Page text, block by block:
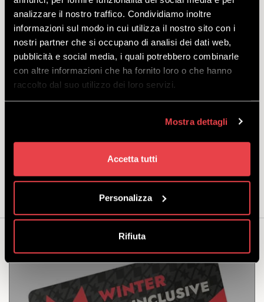
analizzare il nostro traffico. Condividiamo inoltre
informazioni sul modo in cui utilizza il nostro sito con i
nostri partner che si occupano di analisi dei dati web,
pubblicità e social media, i quali potrebbero combinarle
con altre informazioni che ha fornito loro o che hanno
raccolto dal suo utilizzo dei loro servizi.
Mostra dettagli
Accetta tutti
Personalizza
Rifiuta
bezpośrednio z karnetem narciarskim, wybierając opcję
dziennie.
Kiedy:codziennie.
Na odbiór Winter All Inclusive godziny są od 08:30 do 17:00.
Gdzie:Miejsce odjazdu kolejki linowej Mottolino -
Uwaga:w przypadku nieobecności klienta (brak stawiennictwa)
dostawca nie będzie zobowiązany do dostarczenia usługi innego
dnia i/lub o innej godzinie. Dostawca może zaproponować
alternatywne daty/godzinny świadczenia usługi w przypadku
wystąpienia siły wyższej, uniemożliwiającej jej realizację w dniu
wybranym przez klienta w chwili zakupu.
Możesz być także zainteresowany...